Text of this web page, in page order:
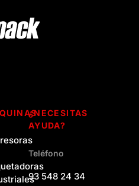
¿NECESITAS
AYUDA?
Teléfono
93 548 24 34